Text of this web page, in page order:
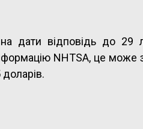
дати відповідь до
NHTSA, це